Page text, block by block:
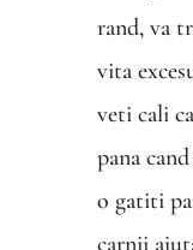
rand, va
vita
veti cali
pana
o gatiti
carnii